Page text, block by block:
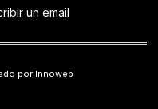
un email
por Innoweb